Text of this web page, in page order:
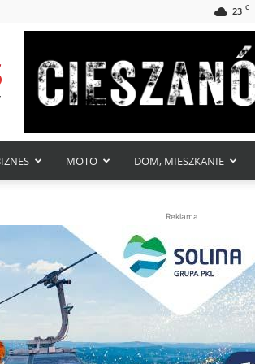
23 C
MOTO DOM, MIESZKANIE
Reklama